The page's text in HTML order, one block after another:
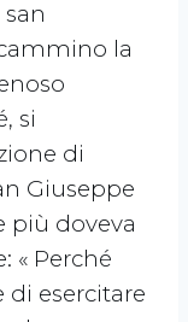
la
si
di
Giuseppe
più doveva
« Perché
di esercitare